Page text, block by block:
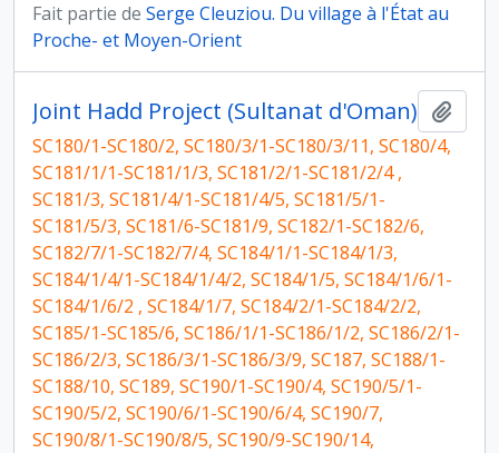
Fait partie de Serge Cleuziou. Du village à l'État au
Proche- et Moyen-Orient
Joint Hadd Project (Sultanat d'Oman)
SC180/1-SC180/2, SC180/3/1-SC180/3/11, SC180/4,
SC181/1/1-SC181/1/3, SC181/2/1-SC181/2/4 ,
SC181/3, SC181/4/1-SC181/4/5, SC181/5/1-
SC181/5/3, SC181/6-SC181/9, SC182/1-SC182/6,
SC182/7/1-SC182/7/4, SC184/1/1-SC184/1/3,
SC184/1/4/1-SC184/1/4/2, SC184/1/5, SC184/1/6/1-
SC184/1/6/2 , SC184/1/7, SC184/2/1-SC184/2/2,
SC185/1-SC185/6, SC186/1/1-SC186/1/2, SC186/2/1-
SC186/2/3, SC186/3/1-SC186/3/9, SC187, SC188/1-
SC188/10, SC189, SC190/1-SC190/4, SC190/5/1-
SC190/5/2, SC190/6/1-SC190/6/4, SC190/7,
SC190/8/1-SC190/8/5, SC190/9-SC190/14,